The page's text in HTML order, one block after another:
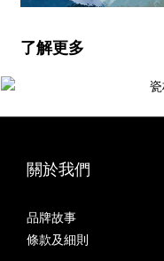
了解更多
關於我們
品牌故事
條款及細則